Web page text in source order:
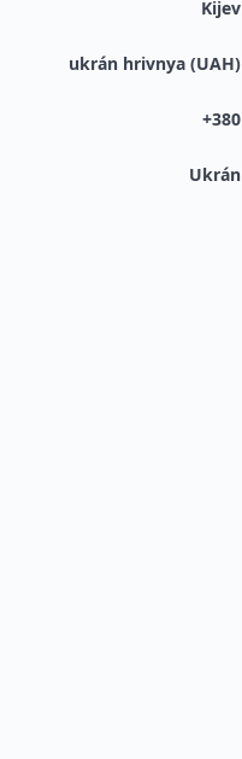
Kijev
ukrán hrivnya (UAH)
+380
Ukrán